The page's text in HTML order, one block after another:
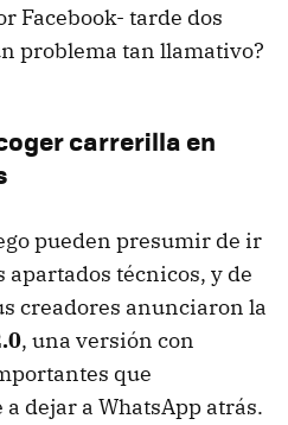
Facebook- tarde dos
problema tan llamativo?
carrerilla en
pueden presumir de ir
técnicos, y de
creadores anunciaron la
, una versión con
que
dejar a WhatsApp atrás.